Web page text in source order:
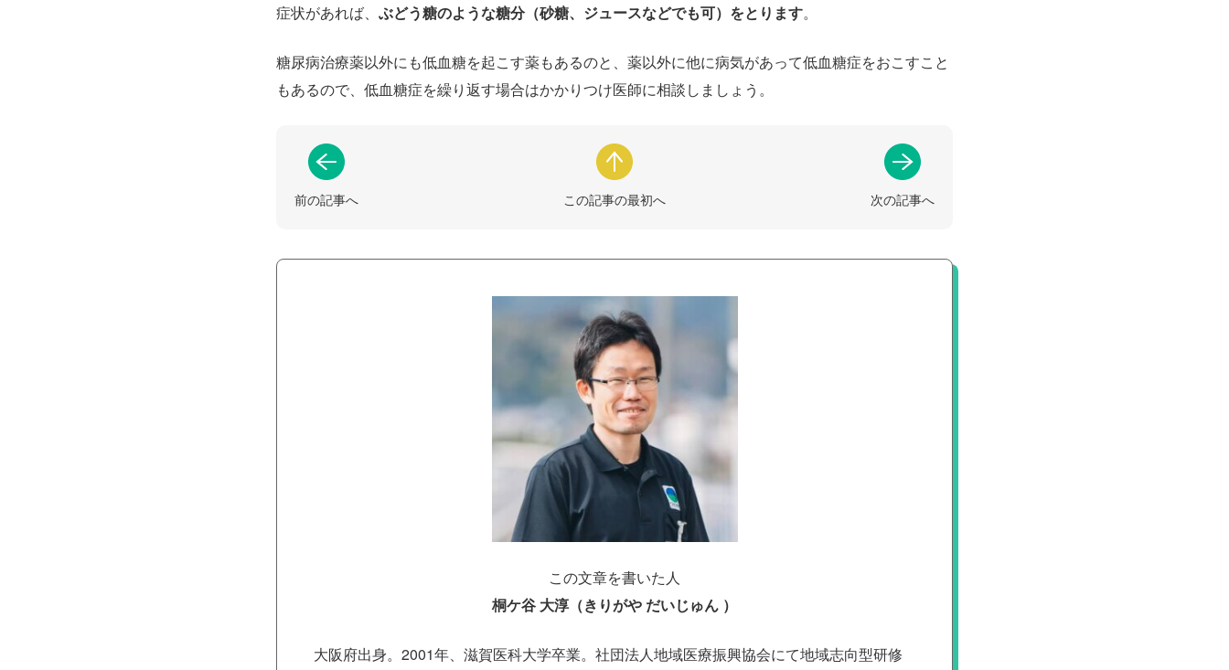
症状があれば、 ぶどう糖のような糖分（砂糖、ジュースなどでも可）をとります。
糖尿病治療薬以外にも低血糖を起こす薬もあるのと、薬以外に他に病気があって低血糖症をおこすこと
もあるので、低血糖症を繰り返す場合はかかりつけ医師に相談しましょう。
前の記事へ この記事の最初へ 次の記事へ
この文章を書いた人
桐ケ谷 大淳（きりがや だいじゅん ）
大阪府出身。2001年、滋賀医科大学卒業。社団法人地域医療振興協会にて地域志向型研修